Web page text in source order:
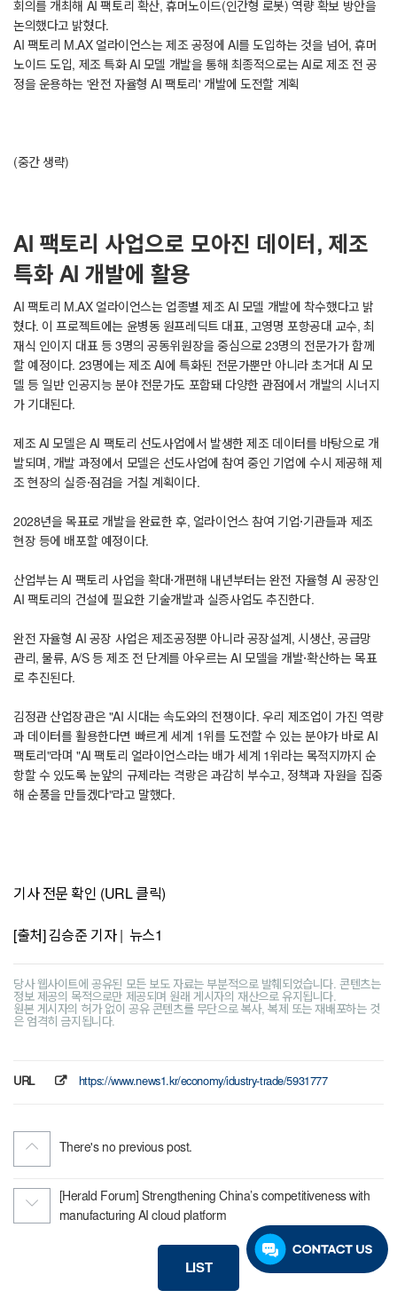
회의를 개최해 AI 팩토리 확산, 휴머노이드(인간형 로봇) 역량 확보 방안을
논의했다고 밝혔다.
AI 팩토리 M.AX 얼라이언스는 제조 공정에 AI를 도입하는 것을 넘어, 휴머
노이드 도입, 제조 특화 AI 모델 개발을 통해 최종적으로는 AI로 제조 전 공
정을 운용하는 '완전 자율형 AI 팩토리' 개발에 도전할 계획
(중간 생략)
AI 팩토리 사업으로 모아진 데이터, 제조
특화 AI 개발에 활용
AI 팩토리 M.AX 얼라이언스는 업종별 제조 AI 모델 개발에 착수했다고 밝
혔다. 이 프로젝트에는 윤병동 원프레딕트 대표, 고영명 포항공대 교수, 최
재식 인이지 대표 등 3명의 공동위원장을 중심으로 23명의 전문가가 함께
할 예정이다. 23명에는 제조 AI에 특화된 전문가뿐만 아니라 초거대 AI 모
델 등 일반 인공지능 분야 전문가도 포함돼 다양한 관점에서 개발의 시너지
가 기대된다.
제조 AI 모델은 AI 팩토리 선도사업에서 발생한 제조 데이터를 바탕으로 개
발되며, 개발 과정에서 모델은 선도사업에 참여 중인 기업에 수시 제공해 제
조 현장의 실증·점검을 거칠 계획이다.
2028년을 목표로 개발을 완료한 후, 얼라이언스 참여 기업·기관들과 제조
현장 등에 배포할 예정이다.
산업부는 AI 팩토리 사업을 확대·개편해 내년부터는 완전 자율형 AI 공장인
AI 팩토리의 건설에 필요한 기술개발과 실증사업도 추진한다.
완전 자율형 AI 공장 사업은 제조공정뿐 아니라 공장설계, 시생산, 공급망
관리, 물류, A/S 등 제조 전 단계를 아우르는 AI 모델을 개발·확산하는 목표
로 추진된다.
김정관 산업장관은 "AI 시대는 속도와의 전쟁이다. 우리 제조업이 가진 역량
과 데이터를 활용한다면 빠르게 세계 1위를 도전할 수 있는 분야가 바로 AI
팩토리"라며 "AI 팩토리 얼라이언스라는 배가 세계 1위라는 목적지까지 순
항할 수 있도록 눈앞의 규제라는 격랑은 과감히 부수고, 정책과 자원을 집중
해 순풍을 만들겠다"라고 말했다.
기사 전문 확인 (URL 클릭)
[출처] 김승준 기자 | 뉴스1
당사 웹사이트에 공유된 모든 보도 자료는 부분적으로 발췌되었습니다. 콘텐츠는
정보 제공의 목적으로만 제공되며 원래 게시자의 재산으로 유지됩니다.
원본 게시자의 허가 없이 공유 콘텐츠를 무단으로 복사, 복제 또는 재배포하는 것
은 엄격히 금지됩니다.
URL https://www.news1.kr/economy/idustry-trade/5931777
There's no previous post.
[Herald Forum] Strengthening China’s competitiveness with
manufacturing AI cloud platform
LIST